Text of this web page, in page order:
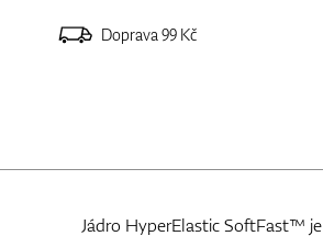
Doprava 99 Kč
Jádro HyperElastic SoftFast™